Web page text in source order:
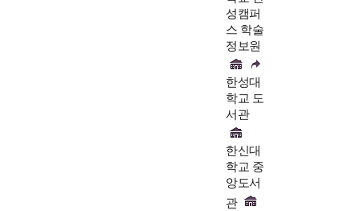
성캠퍼
스 학술
정보원
한성대
학교 도
서관
한신대
학교 중
앙도서
관